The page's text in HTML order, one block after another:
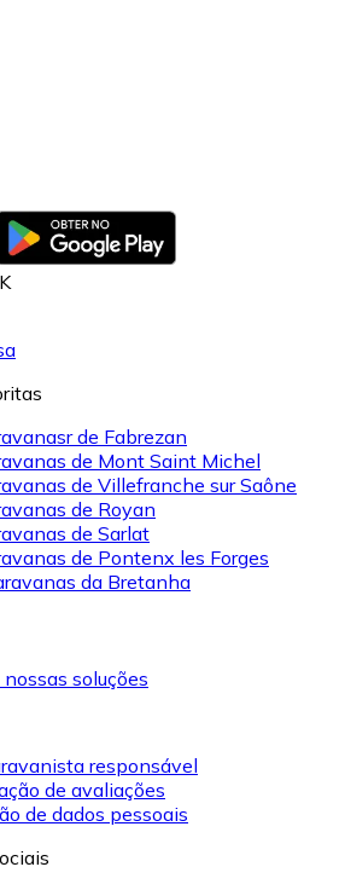
de Fabrezan
de Mont Saint Michel
de Villefranche sur Saône
de Royan
de Sarlat
de Pontenx les Forges
da Bretanha
soluções
responsável
de avaliações
de dados pessoais